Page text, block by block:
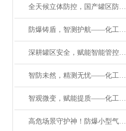
全天候立体防控，国产罐区防爆监测系统化解储罐泄漏爆炸隐患#2026已更新
防爆铸盾，智测护航——化工园区防爆监测气象站的核心优势与场景应用
深耕罐区安全，赋能智能管控——防爆气象站的核心价值解析
智防未然，精测无忧——化工园区防爆自动气象站赋能安全管控升级
智观微变，赋能提质——化工厂区防爆自动观测系统的场景价值与实践意义
高危场景守护神！防爆小型气象站系统，安全与精准双向奔赴